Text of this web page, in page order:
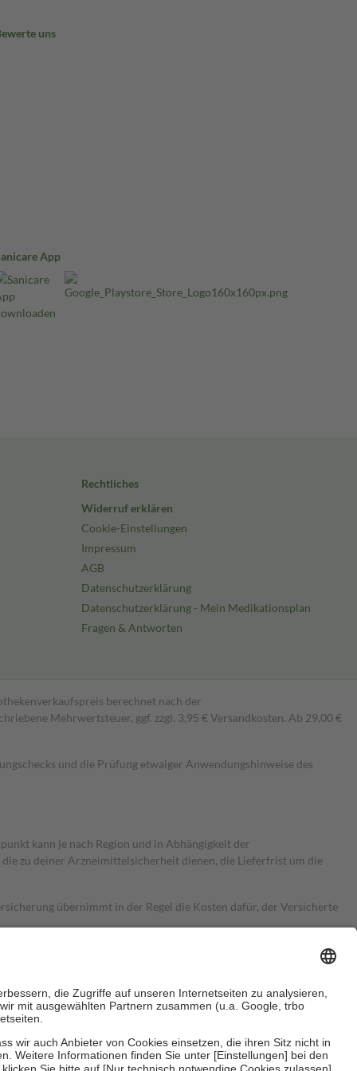
uns
App
Rechtliches
Widerruf erklären
Cookie-Einstellungen
Impressum
AGB
Datenschutzerklärung
Datenschutzerklärung - Mein Medikationsplan
Fragen & Antworten
berechnet nach der
Mehrwertsteuer, ggf. zzgl. 3,95 € Versandkosten. Ab 29,00 €
und die Prüfung etwaiger Anwendungshinweise des
kann je nach Region und in Abhängigkeit der
zu deiner Arzneimittelsicherheit dienen, die Lieferfrist um die
übernimmt in der Regel die Kosten dafür, der Versicherte
Zuzahlungenan bei: